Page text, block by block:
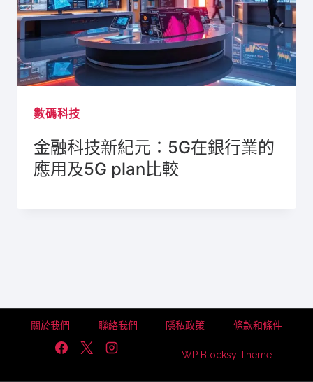
數碼科技
金融科技新紀元：5G在銀行業的
應用及5G plan比較
關於我們 聯絡我們 隱私政策 條款和條件
WP Blocksy Theme